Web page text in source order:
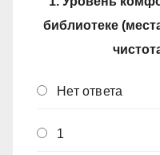
библиотеке
Нет ответа
1